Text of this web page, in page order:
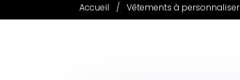
Accueil Vêtements à personnaliser